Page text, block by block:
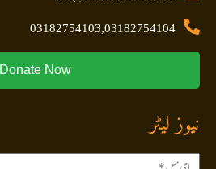
03182754103,03182754104
Donate Now
نیوز لیٹر